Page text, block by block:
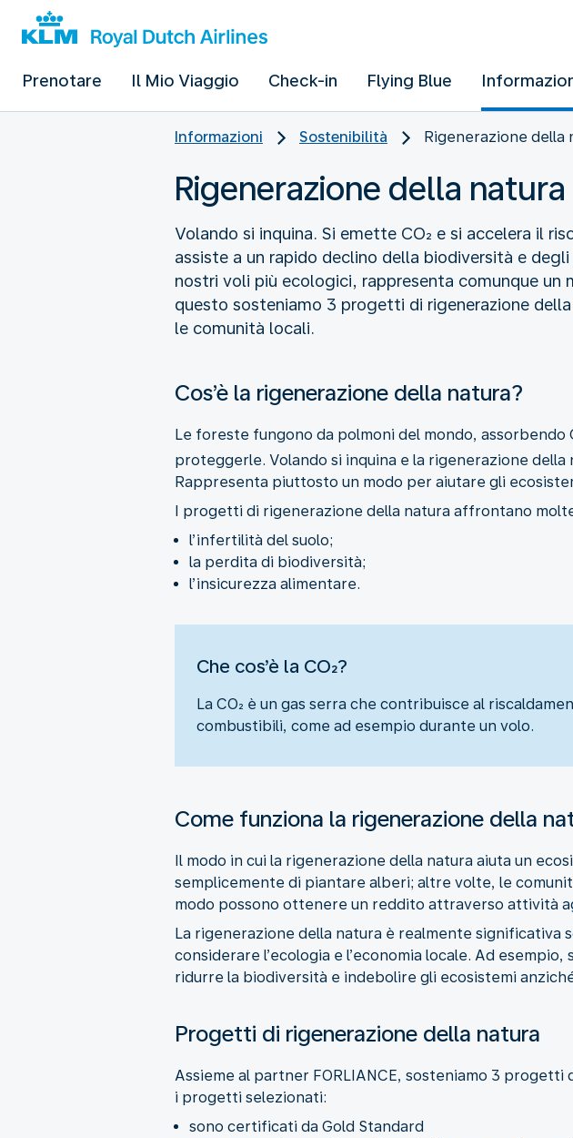
Prenotare Il Mio Viaggio Check-in Flying Blue
Informazioni Sostenibilità Rigenerazione della
Rigenerazione della natura
Volando si inquina. Si emette CO₂ e si accelera il
assiste a un rapido declino della biodiversità e
nostri voli più ecologici, rappresenta comunque
questo sosteniamo 3 progetti di rigenerazione
le comunità locali.
Cos’è la rigenerazione della natura?
Le foreste fungono da polmoni del mondo, assorbendo
proteggerle. Volando si inquina e la rigenerazione
Rappresenta piuttosto un modo per aiutare gli
I progetti di rigenerazione della natura affrontano
l’infertilità del suolo;
la perdita di biodiversità;
l’insicurezza alimentare.
Che cos’è la CO₂?
La CO₂ è un gas serra che contribuisce al
combustibili, come ad esempio durante un volo.
Come funziona la rigenerazione della
Il modo in cui la rigenerazione della natura aiuta un
semplicemente di piantare alberi; altre volte, le
modo possono ottenere un reddito attraverso attività
La rigenerazione della natura è realmente significativa
considerare l’ecologia e l’economia locale. Ad
ridurre la biodiversità e indebolire gli ecosistemi
Progetti di rigenerazione della natura
Assieme al partner FORLIANCE, sosteniamo 3
i progetti selezionati:
sono certificati da Gold Standard